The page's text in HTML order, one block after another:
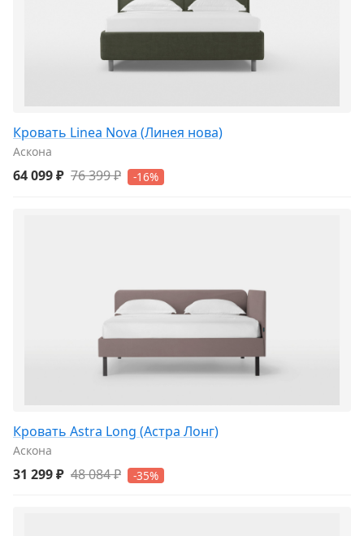
Кровать Linea Nova (Линея нова)
Аскона
64 099 ₽ 76 399 ₽ -16%
Кровать Astra Long (Астра Лонг)
Аскона
31 299 ₽ 48 084 ₽ -35%